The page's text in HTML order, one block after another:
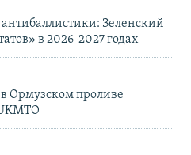
Зеленский
в 2026-2027 годах
Ормузском проливе